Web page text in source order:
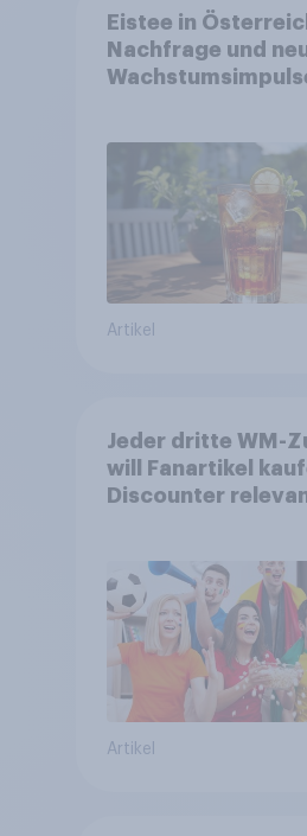
Eistee in
Nachfrage und
Artikel
Jeder dritte WM-
will Fanartikel
Discounter
Artikel